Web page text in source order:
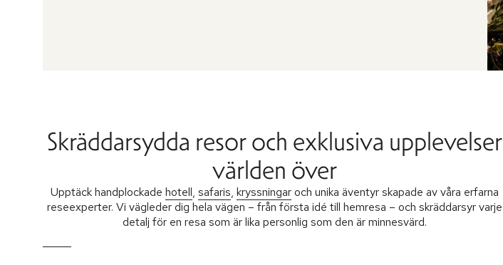
Skräddarsydda resor och exklusiva upplevelser
världen över
Upptäck handplockade hotell, safaris, kryssningaroch unika äventyr skapade av våra erfarna
reseexperter. Vi vägleder dig hela vägen – från första idé till hemresa – och skräddarsyr varje
detalj för en resa som är lika personlig som den är minnesvärd.